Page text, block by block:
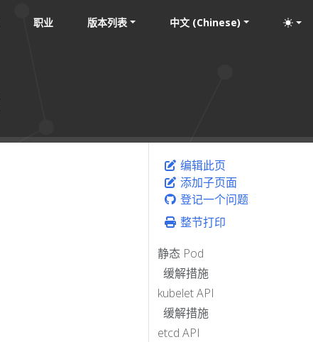
职业 版本列表 中文 (Chinese)
编辑此页
添加子页面
登记一个问题
整节打印
静态 Pod
缓解措施
kubelet API
缓解措施
etcd API